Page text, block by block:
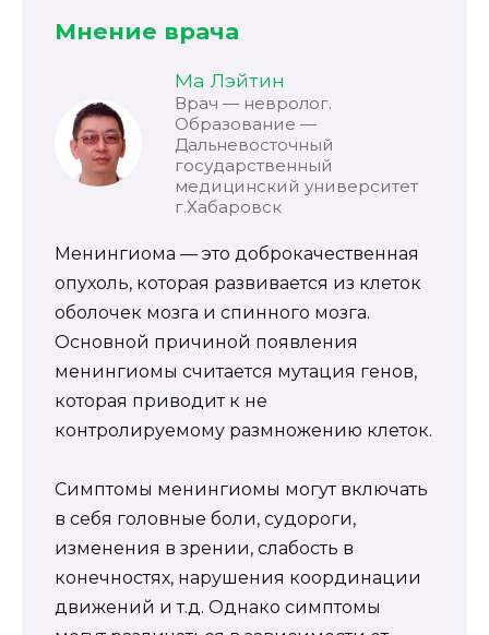
Мнение врача
Ма Лэйтин
Врач — невролог.
Образование —
Дальневосточный
государственный
медицинский университет
г.Хабаровск
Менингиома — это доброкачественная
опухоль, которая развивается из клеток
оболочек мозга и спинного мозга.
Основной причиной появления
менингиомы считается мутация генов,
которая приводит к не
контролируемому размножению клеток.
Симптомы менингиомы могут включать
в себя головные боли, судороги,
изменения в зрении, слабость в
конечностях, нарушения координации
движений и т.д. Однако симптомы